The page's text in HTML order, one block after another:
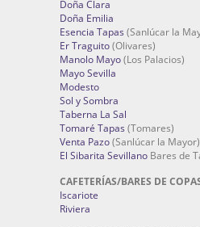
Doña Clara
Doña Emilia
Esencia Tapas (Sanlúcar la
Er Traguito(Olivares)
Manolo Mayo(Los Palacios)
Mayo Sevilla
Modesto
Sol y Sombra
Taberna La Sal
Tomaré Tapas (Tomares)
Venta Pazo(Sanlúcar la Mayor)
El Sibarita Sevillano Bares de
CAFETERÍAS/BARES DE
Iscariote
Riviera